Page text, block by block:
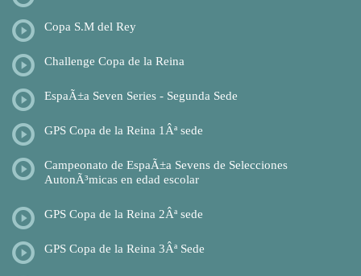
Copa S.M del Rey
Challenge Copa de la Reina
EspaÃ±a Seven Series - Segunda Sede
GPS Copa de la Reina 1Âª sede
Campeonato de EspaÃ±a Sevens de Selecciones
AutonÃ³micas en edad escolar
GPS Copa de la Reina 2Âª sede
GPS Copa de la Reina 3Âª Sede